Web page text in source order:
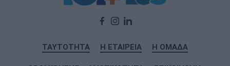
ΤΑΥΤΟΤΗΤΑ Η ΕΤΑΙΡΕΙΑ Η ΟΜΑΔΑ